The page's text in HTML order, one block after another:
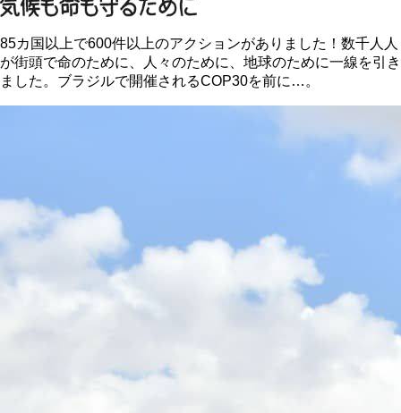
85カ国以上で600件以上のアクションがありました！数千人人
が街頭で命のために、人々のために、地球のために一線を引き
ました。ブラジルで開催されるCOP30を前に…。